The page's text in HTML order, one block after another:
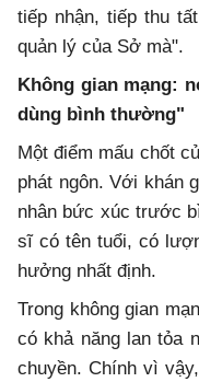
tiếp nhận, tiếp thu
quản lý của Sở mà".
Không gian mạng:
dùng bình thường"
Một điểm mấu chốt
phát ngôn. Với khán
nhân bức xúc trước
sĩ có tên tuổi, có
hưởng nhất định.
Trong không gian
có khả năng lan tỏa
chuyền. Chính vì